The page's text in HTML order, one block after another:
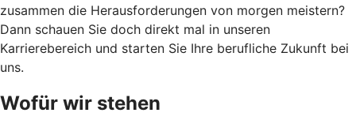
zusammen die Herausforderungen von morgen meistern?
Dann schauen Sie doch direkt mal in unseren
Karrierebereich und starten Sie Ihre berufliche Zukunft bei
uns.
Wofür wir stehen